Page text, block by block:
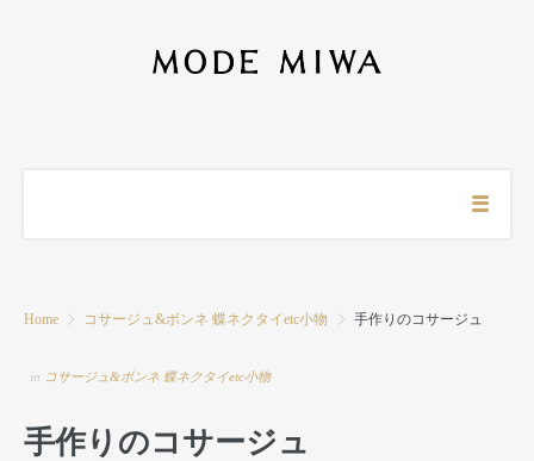
Home コサージュ&ボンネ 蝶ネクタイetc小物 手作りのコサージュ
in コサージュ&ボンネ 蝶ネクタイetc小物
手作りのコサージュ